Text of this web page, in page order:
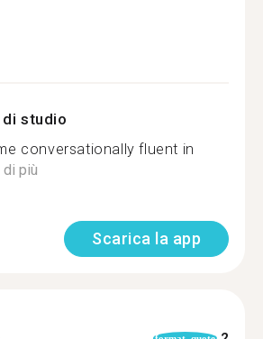
studio
conversationally fluent in
più
Scarica la app